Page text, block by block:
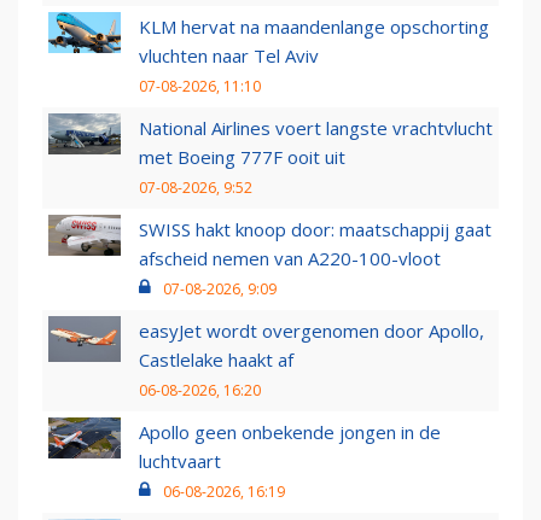
KLM hervat na maandenlange opschorting
vluchten naar Tel Aviv
07-08-2026, 11:10
National Airlines voert langste vrachtvlucht
met Boeing 777F ooit uit
07-08-2026, 9:52
SWISS hakt knoop door: maatschappij gaat
afscheid nemen van A220-100-vloot
07-08-2026, 9:09
easyJet wordt overgenomen door Apollo,
Castlelake haakt af
06-08-2026, 16:20
Apollo geen onbekende jongen in de
luchtvaart
06-08-2026, 16:19